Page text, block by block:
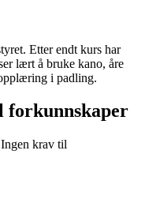
Etter endt kurs har
lært å bruke kano, åre
i padling.
forkunnskaper
krav til